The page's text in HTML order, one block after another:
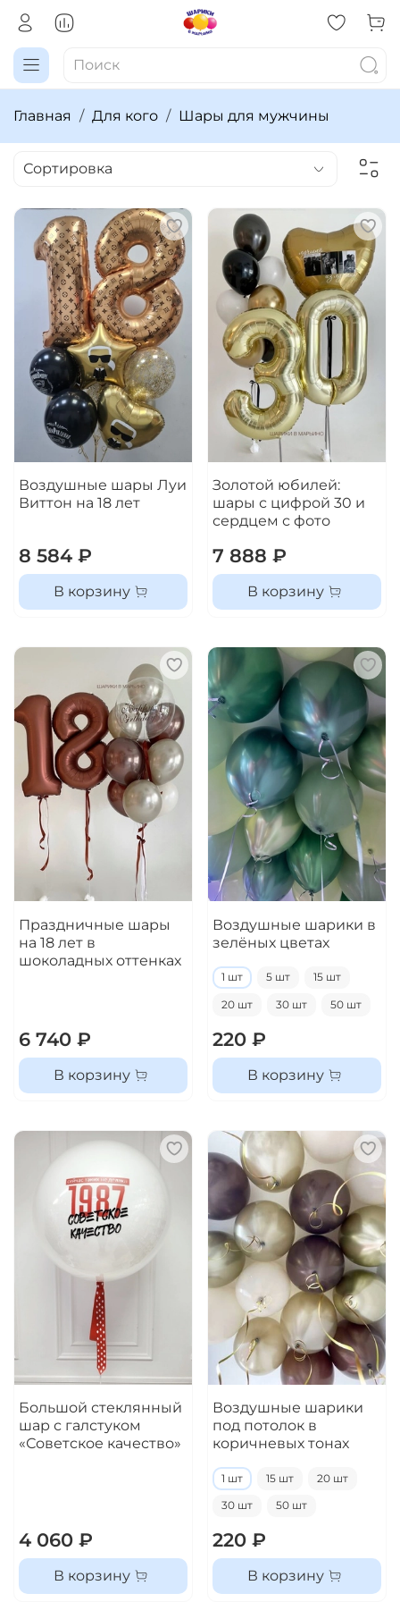
Главная Для кого Шары для мужчины
Воздушные шары Луи
Виттон на 18 лет
8 584 ₽
В корзину
Золотой юбилей:
шары с цифрой 30 и
сердцем с фото
7 888 ₽
В корзину
Праздничные шары
на 18 лет в
шоколадных оттенках
6 740 ₽
В корзину
Воздушные шарики в
зелёных цветах
1 шт 5 шт 15 шт
20 шт 30 шт 50 шт
220 ₽
В корзину
Большой стеклянный
шар с галстуком
«Советское качество»
4 060 ₽
В корзину
Воздушные шарики
под потолок в
коричневых тонах
1 шт 15 шт 20 шт
30 шт 50 шт
220 ₽
В корзину